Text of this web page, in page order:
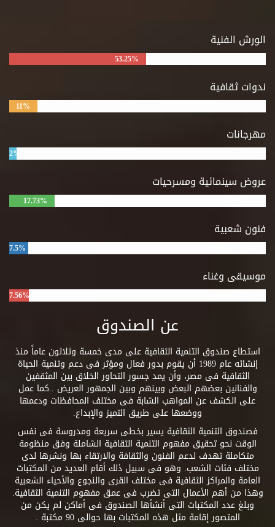
الورش الفنية
53.25%
ندوات ثقافية
11%
مهرجانات
2%
عروض سينمائية ومسرحيات
17.73%
فنون شعبية
7.5%
موسيقى وغناء
7.56%
عن الصندوق
استطاع صندوق التنمية الثقافية على مدى خمسة وثلاثون عاماً منذ
إنشائه عام 1989 أن يقوم بدور فعال ومؤثر فى دعم وتنمية الحياة
الثقافية فى مصر، وأن يمد جسور التحاور الخلاق بين المثقفين
والفنانين بعضهم البعض وبينهم وبين الجمهور العريض ..كما عمل
على الكشف عن المواهب الشابة فى مختلف المحافظات ودعمها
ووضعها على طريق التميز والإبداع.
فصندوق التنمية الثقافية يسير بخطى سريعة ومدروسة فى نفس
الوقت نحو تحقيق مفهوم التنمية الثقافية الشاملة وفق منظومة
متكاملة تهدف لدعم الفنون والثقافة والارتقاء بها ونشرها لدى
مختلف فئات الشعب. وهو فى سبيل ذلك أقام العديد من المكتبات
العامة والمراكز الثقافية فى مختلف القرى والنجوع والأحياء الشعبية
وهذا من أهم الأعمال التى تضرب فى عمق مفهوم التنمية الثقافية.
وبلغ عدد المكتبات التى أنشأها الصندوق فى أماكن لم يكن من
المتصور إقامة مثل هذه المكتبات بها حوالى 90 مكتبة .